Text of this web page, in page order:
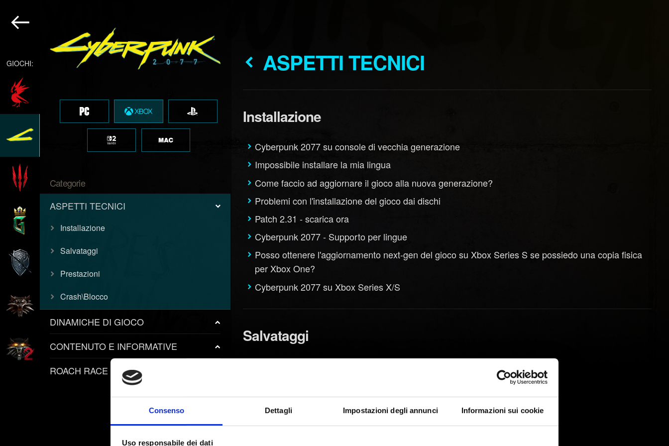
Consenso Dettagli Impostazioni degli annunci Informazioni sui cookie
Uso responsabile dei dati
GIOCHI:
Categorie
ASPETTI TECNICI
Installazione
Salvataggi
Prestazioni
Crash\Blocco
DINAMICHE DI GIOCO
CONTENUTO E INFORMATIVE
ROACH RACE APP
ASPETTI TECNICI
Installazione
Cyberpunk 2077 su console di vecchia generazione
Impossibile installare la mia lingua
Come faccio ad aggiornare il gioco alla nuova generazione?
Problemi con l'installazione del gioco dai dischi
Patch 2.31 - scarica ora
Cyberpunk 2077 - Supporto per lingue
Posso ottenere l'aggiornamento next-gen del gioco su Xbox Series S se possiedo una copia fisica
per Xbox One?
Cyberpunk 2077 su Xbox Series X/S
Salvataggi
Slot di salvataggio disponibili